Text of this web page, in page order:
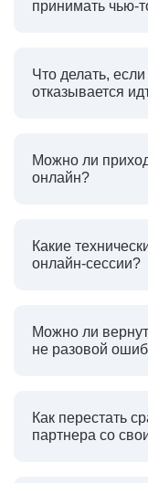
принимать чью-
Что делать,
отказывается
Можно ли
онлайн?
Какие
онлайн-сессии?
Можно ли
не разовой
Как перестать
партнера со